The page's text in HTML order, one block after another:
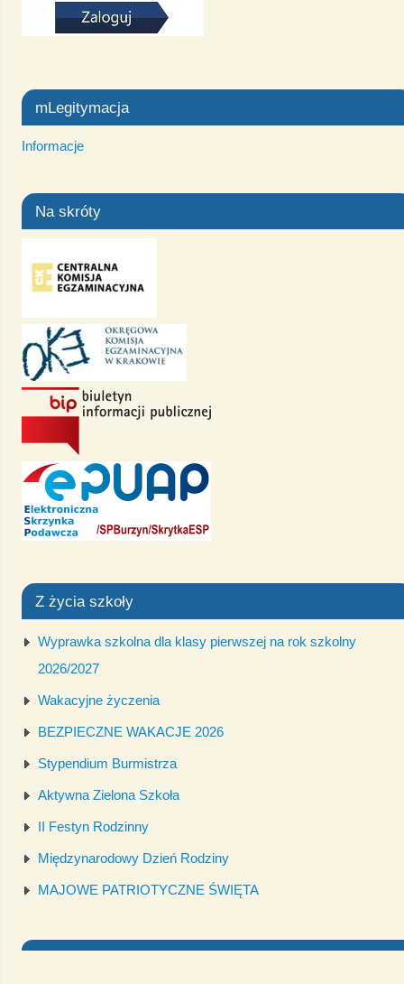
mLegitymacja
Informacje
Na skróty
Z życia szkoły
Wyprawka szkolna dla klasy pierwszej na rok szkolny
2026/2027
Wakacyjne życzenia
BEZPIECZNE WAKACJE 2026
Stypendium Burmistrza
Aktywna Zielona Szkoła
II Festyn Rodzinny
Międzynarodowy Dzień Rodziny
MAJOWE PATRIOTYCZNE ŚWIĘTA